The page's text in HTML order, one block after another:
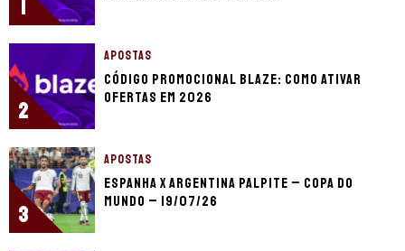
1
2
APOSTAS
Código promocional Blaze: como ativar
ofertas em 2026
3
APOSTAS
Espanha x Argentina palpite – Copa do
Mundo – 19/07/26